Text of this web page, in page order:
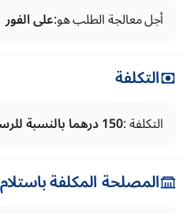
أجل معالجة الطلب هو:على الفور
التكلفة
التكلفة :150 درهما بالنسبة للرسوم القنصلية 20 درهما بالنسبة لتعرفة على الخدمات (SEGMA)
المصلحة المكلفة